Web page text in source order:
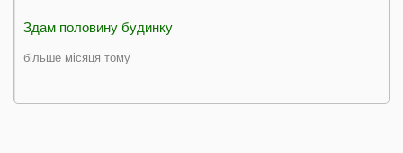
Здам половину будинку
більше місяця тому